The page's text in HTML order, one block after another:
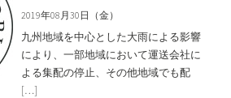
2019年08月30日（金）
九州地域を中心とした大雨による影響
により、一部地域において運送会社に
よる集配の停止、その他地域でも配
[…]